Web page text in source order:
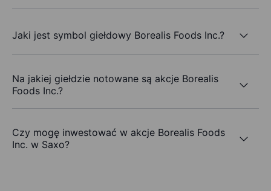
Jaki jest symbol giełdowy Borealis Foods Inc.?
Na jakiej giełdzie notowane są akcje Borealis
Foods Inc.?
Czy mogę inwestować w akcje Borealis Foods
Inc. w Saxo?